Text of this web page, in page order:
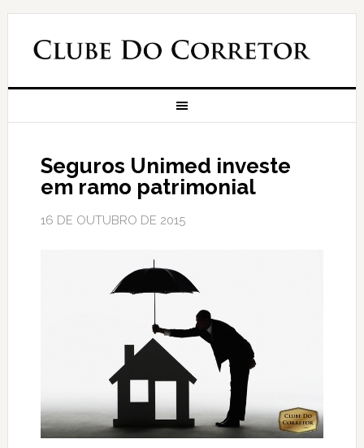
Seguros Unimed investe
em ramo patrimonial
16 DE OUTUBRO DE 2015